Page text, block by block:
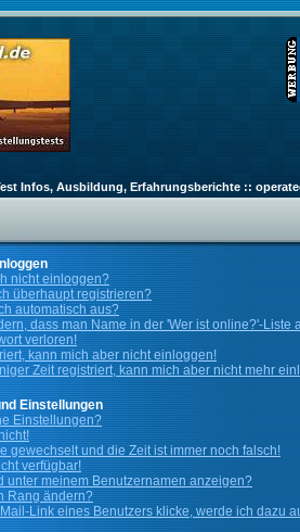
Infos, Ausbildung, Erfahrungsberichte ::
nicht einloggen?
überhaupt registrieren?
automatisch aus?
dass man Name in der 'Wer ist online?'-Liste
verloren!
kann mich aber nicht einloggen!
Zeit registriert, kann mich aber nicht mehr
Einstellungen
Einstellungen?
gewechselt und die Zeit ist immer noch falsch!
verfügbar!
unter meinem Benutzernamen anzeigen?
Rang ändern?
Link eines Benutzers klicke, werde ich dazu